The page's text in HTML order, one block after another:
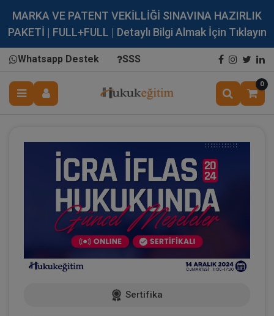
MARKA VE PATENT VEKİLLİĞİ SINAVINA HAZIRLIK
PAKETİ | FULL+FULL | Detaylı Bilgi Almak İçin Tıklayın
Whatsapp Destek SSS
0
Sertifika